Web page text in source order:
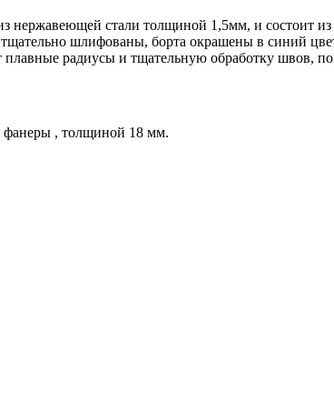
нержавеющей стали толщиной 1,5мм, и состоит из
шлифованы, борта окрашены в синий
радиусы и тщательную обработку швов,
фанеры , толщиной 18 мм.